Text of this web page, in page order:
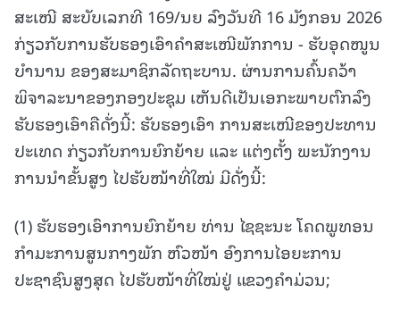
ສະເໜີ ສະບັບເລກທີ 169/ນຍ ລົງວັນທີ 16 ມັງກອນ 2026
ກ່ຽວກັບການຮັບຮອງເອົາຄໍາສະເໜີພັກການ - ຮັບອຸດໜູນ
ບຳນານ ຂອງສະມາຊິກລັດຖະບານ. ຜ່ານການຄົ້ນຄວ້າ
ພິຈາລະນາຂອງກອງປະຊຸມ ເຫັນດີເປັນເອກະພາບຕົກລົງ
ຮັບຮອງເອົາຄືດັ່ງນີ້: ຮັບຮອງເອົາ ການສະເໜີຂອງປະທານ
ປະເທດ ກ່ຽວກັບການຍົກຍ້າຍ ແລະ ແຕ່ງຕັ້ງ ພະນັກງານ
ການນໍາຂັ້ນສູງ ໄປຮັບໜ້າທີ່ໃໝ່ ມີດັ່ງນີ້:
(1) ຮັບຮອງເອົາການຍົກຍ້າຍ ທ່ານ ໄຊຊະນະ ໂຄດພູທອນ
ກຳມະການສູນກາງພັກ ຫົວໜ້າ ອົງການໄອຍະການ
ປະຊາຊົນສູງສຸດ ໄປຮັບໜ້າທີ່ໃໝ່ຢູ່ ແຂວງຄໍາມ່ວນ;